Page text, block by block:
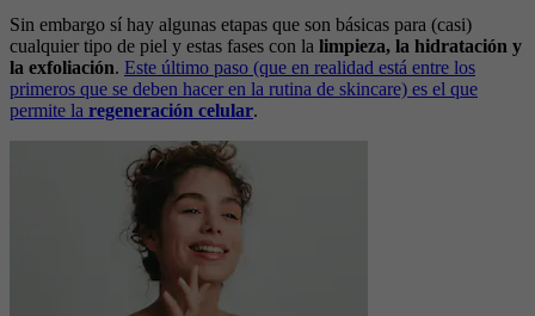
Sin embargo sí hay algunas etapas que son básicas para (casi)
cualquier tipo de piel y estas fases con la limpieza, la hidratación y
la exfoliación. Este último paso (que en realidad está entre los
primeros que se deben hacer en la rutina de skincare) es el que
permite la regeneración celular.